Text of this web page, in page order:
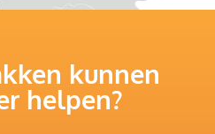
kunnen
helpen?